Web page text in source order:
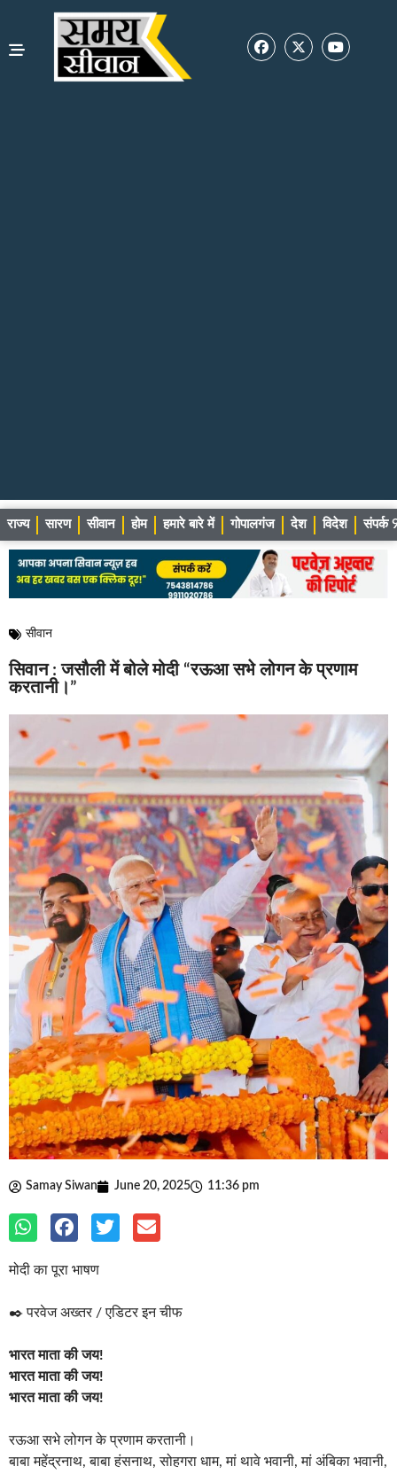
राज्य सारण सीवान होम हमारे बारे में गोपालगंज देश विदेश संपर्क
सीवान
सिवान : जसौली में बोले मोदी “रऊआ सभे लोगन के प्रणाम
करतानी।”
Samay Siwan June 20, 2025 11:36 pm
मोदी का पूरा भाषण
✒️ परवेज अख्तर / एडिटर इन चीफ
भारत माता की जय!
भारत माता की जय!
भारत माता की जय!
रऊआ सभे लोगन के प्रणाम करतानी।
बाबा महेंद्रनाथ, बाबा हंसनाथ, सोहगरा धाम, मां थावे भवानी, मां अंबिका भवानी,